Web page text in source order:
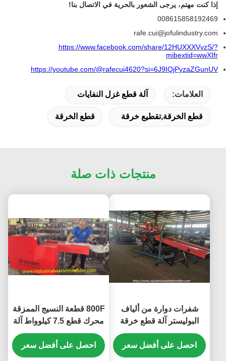
إذا كنت مهتم، يرجى الشعور بالحرية في الاتصال بنا!
008615858192469
rafe.cui@jofulindustry.com
https://www.facebook.com/share/12HUXXXVvzS/?
mibextid=wwXIfr
https://youtube.com/@rafecui4620?si=6J9IQjPyzaZGunUV
العلامات: آلة قطع غزل النفايات
قطع الخرقة,تقطيع خرقة قطع الخرقة
منتجات ذات صلة
شفرات دوارة من ألياف
البوليستر آلة قطع خرقة
ألياف القطن الداكرون
احصل على أفضل سعر
800F قطعة النسيج الممزقة
محرك قطع 7.5 كيلوواط آلة
شوبر صغيرة للأنسجة سحق
ناقل المدخلات 1400 *
330mm الطول * العرض
احصل على أفضل سعر